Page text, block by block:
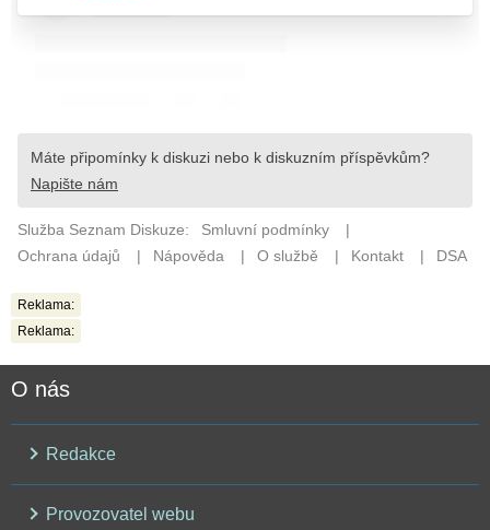
Reklama:
Reklama:
O nás
Redakce
Provozovatel webu